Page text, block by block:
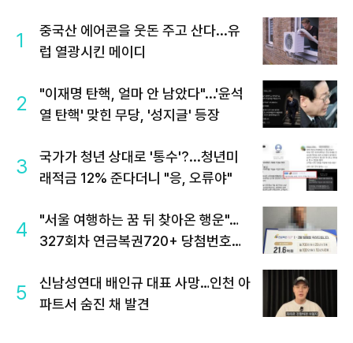
1
중국산 에어콘을 웃돈 주고 산다...유
럽 열광시킨 메이디
2
"이재명 탄핵, 얼마 안 남았다"...'윤석
열 탄핵' 맞힌 무당, '성지글' 등장
3
국가가 청년 상대로 '통수'?...청년미
래적금 12% 준다더니 "응, 오류야"
4
"서울 여행하는 꿈 뒤 찾아온 행운"…
327회차 연금복권720+ 당첨번호조
5
신남성연대 배인규 대표 사망…인천 아
파트서 숨진 채 발견